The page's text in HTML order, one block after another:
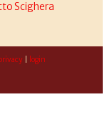
Scighera
| login